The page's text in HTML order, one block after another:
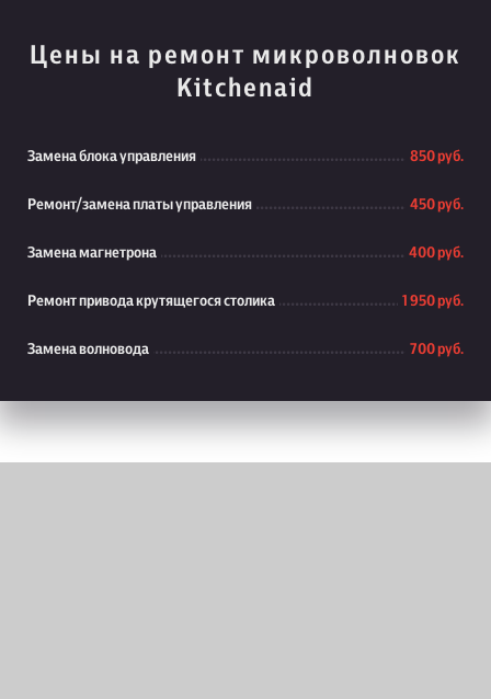
Цены на ремонт микроволновок
Kitchenaid
Замена блока управления 850 руб.
Ремонт/замена платы управления 450 руб.
Замена магнетрона 400 руб.
Ремонт привода крутящегося столика 1 950 руб.
Замена волновода 700 руб.